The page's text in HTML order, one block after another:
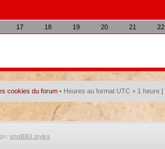
17 18 19 20 21 22
cookies du forum • Heures au format UTC + 1 heure [
phpBB3 styles